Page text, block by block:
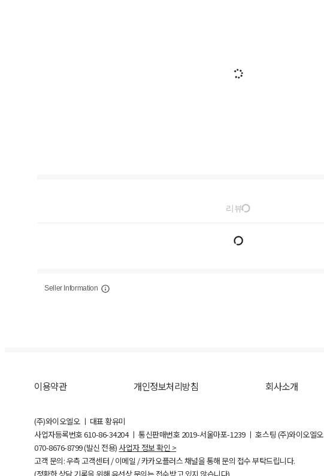
리뷰
Seller Information
이용약관 개인정보처리방침 회사소개
(주)와이오엘오 ㅣ 대표 황유미
사업자등록번호610-86-34204ㅣ 통신판매번호 2019-서울마포-1239 ㅣ 호스팅 (주)와이오엘오
070-8676-8799 (발신 전용) 사업자 정보 확인 >
고객 문의: 우측 고객센터 / 이메일 / 카카오플러스 채널을 통해 문의 접수 부탁드립니다.